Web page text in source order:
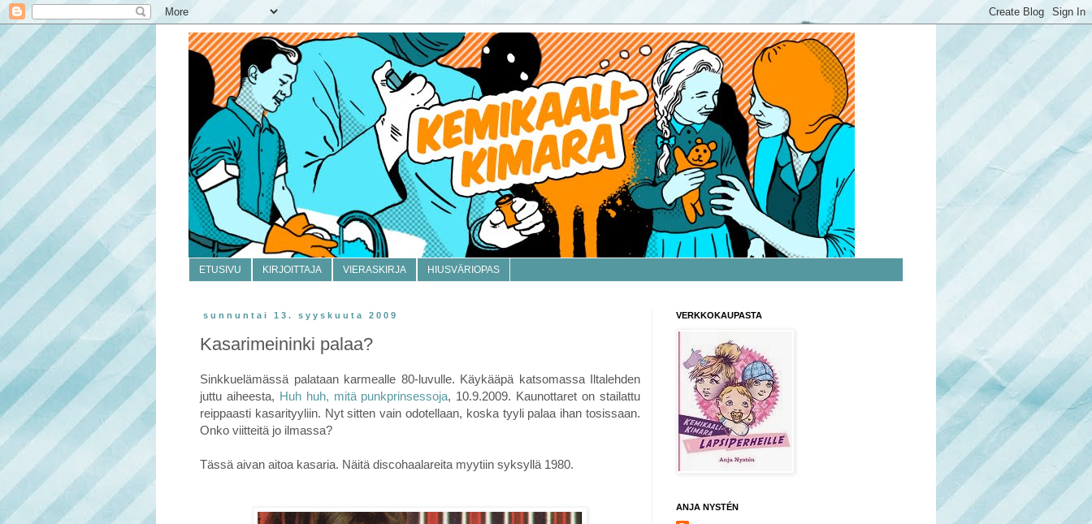
ETUSIVU KIRJOITTAJA VIERASKIRJA HIUSVÄRIOPAS
sunnuntai 13. syyskuuta 2009
Kasarimeininki palaa?
Sinkkuelämässä palataan karmealle 80-luvulle. Käykääpä katsomassa Iltalehden
juttu aiheesta, Huh huh, mitä punkprinsessoja, 10.9.2009. Kaunottaret on stailattu
reippaasti kasarityyliin. Nyt sitten vain odotellaan, koska tyyli palaa ihan tosissaan.
Onko viitteitä jo ilmassa?
Tässä aivan aitoa kasaria. Näitä discohaalareita myytiin syksyllä 1980.
VERKKOKAUPASTA
ANJA NYSTÉN